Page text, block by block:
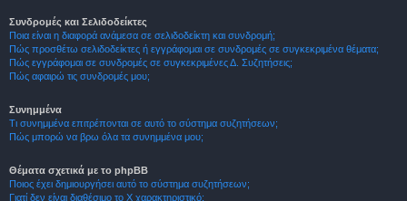
Συνδρομές και Σελιδοδείκτες
Ποια είναι η διαφορά ανάμεσα σε σελιδοδείκτη και συνδρομή;
Πώς προσθέτω σελιδοδείκτες ή εγγράφομαι σε συνδρομές σε συγκεκριμένα θέματα;
Πώς εγγράφομαι σε συνδρομές σε συγκεκριμένες Δ. Συζητήσεις;
Πώς αφαιρώ τις συνδρομές μου;
Συνημμένα
Τι συνημμένα επιτρέπονται σε αυτό το σύστημα συζητήσεων;
Πώς μπορώ να βρω όλα τα συνημμένα μου;
Θέματα σχετικά με το phpBB
Ποιος έχει δημιουργήσει αυτό το σύστημα συζητήσεων;
Γιατί δεν είναι διαθέσιμο το Χ χαρακτηριστικό;